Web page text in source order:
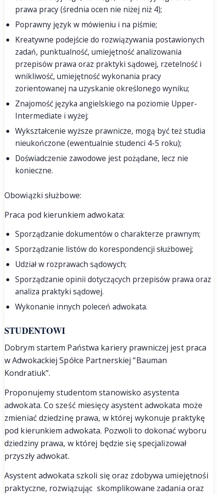
prawa pracy (średnia ocen nie niżej niż 4);
Poprawny język w mówieniu i na piśmie;
Kreatywne podejście do rozwiązywania postawionych
zadań, punktualność, umiejętność analizowania
przepisów prawa oraz praktyki sądowej, rzetelność i
wnikliwość, umiejętność wykonania pracy
zorientowanej na uzyskanie określonego wyniku;
Znajomość języka angielskiego na poziomie Upper-
Intermediate i wyżej;
Wykształcenie wyższe prawnicze, mogą być też studia
nieukończone (ewentualnie studenci 4-5 roku);
Doświadczenie zawodowe jest pożądane, lecz nie
konieczne.
Obowiązki służbowe:
Praca pod kierunkiem adwokata:
Sporządzanie dokumentów o charakterze prawnym;
Sporządzanie listów do korespondencji służbowej;
Udział w rozprawach sądowych;
Sporządzanie opinii dotyczących przepisów prawa oraz
analiza praktyki sądowej.
Wykonanie innych poleceń adwokata.
STUDENTOWI
Dobrym startem Państwa kariery prawniczej jest praca
w Adwokackiej Spółce Partnerskiej “Bauman
Kondratiuk”.
Proponujemy studentom stanowisko asystenta
adwokata. Co sześć miesięcy asystent adwokata może
zmieniać dziedzinę prawa, w której wykonuje praktykę
pod kierunkiem adwokata. Pozwoli to dokonać wyboru
dziedziny prawa, w której będzie się specjalizował
przyszły adwokat.
Asystent adwokata szkoli się oraz zdobywa umiejętnośi
praktyczne, rozwiązując skomplikowane zadania oraz